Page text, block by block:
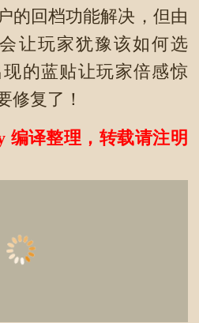
的回档功能解决，但由
让玩家犹豫该如何选
的蓝贴让玩家倍感惊
修复了！
编译整理，转载请注明